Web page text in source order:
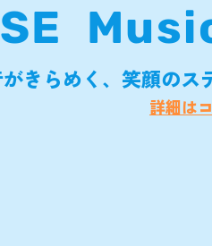
きらめく、笑顔の
詳細は